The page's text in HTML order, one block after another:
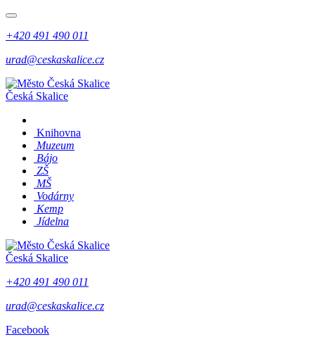
+420 491 490 011
urad@ceskaskalice.cz
Česká Skalice
Knihovna
Muzeum
Bájo
ZŠ
MŠ
Vodárny
Kemp
Jídelna
Česká Skalice
+420 491 490 011
urad@ceskaskalice.cz
Facebook